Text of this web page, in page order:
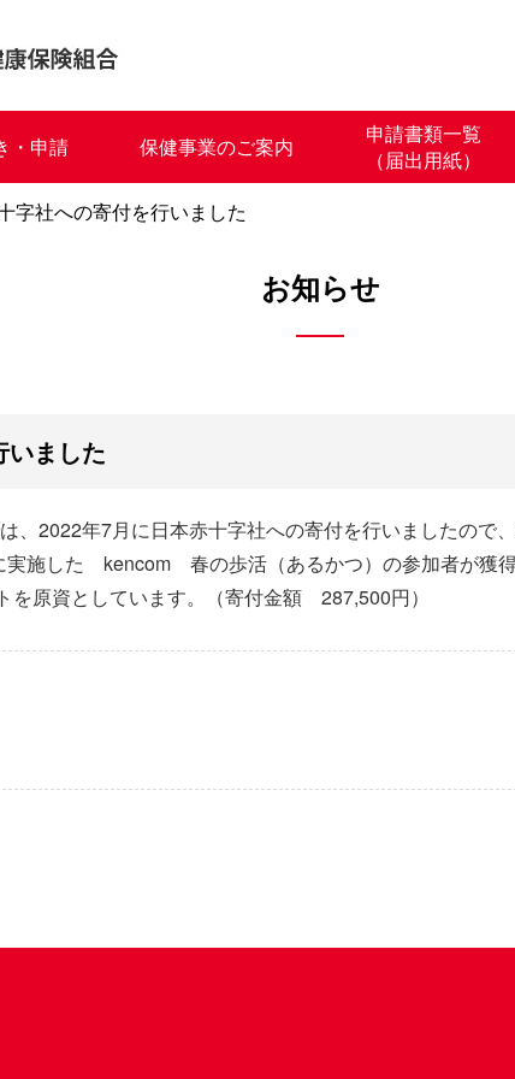
・申請 保健事業のご案内
申請書類一覧
（届出用紙）
字社への寄付を行いました
お知らせ
いました
、2022年7月に日本赤十字社への寄付を行いましたので、
実施した kencom 春の歩活（あるかつ）の参加者が獲
を原資としています。（寄付金額 287,500円）